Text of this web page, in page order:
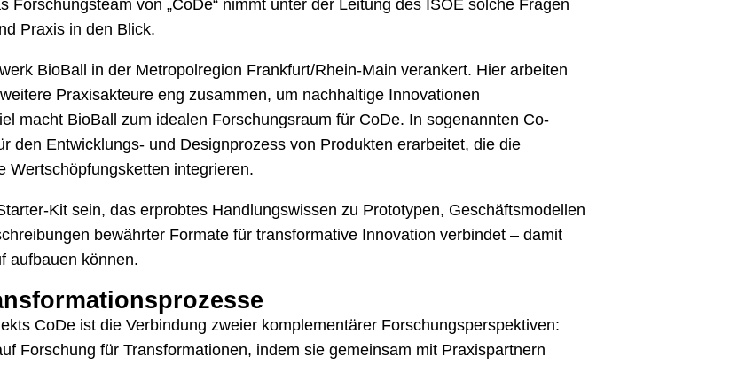
von „CoDe“ nimmt unter der Leitung des ISOE solche Fragen
Praxis in den Blick.
BioBall in der Metropolregion Frankfurt/Rhein-Main verankert. Hier arbeiten
Praxisakteure eng zusammen, um nachhaltige Innovationen
macht BioBall zum idealen Forschungsraum für CoDe. In sogenannten Co-
den Entwicklungs- und Designprozess von Produkten erarbeitet, die die
Wertschöpfungsketten integrieren.
Kit sein, das erprobtes Handlungswissen zu Prototypen, Geschäftsmodellen
bewährter Formate für transformative Innovation verbindet – damit
aufbauen können.
CoDe ist die Verbindung zweier komplementärer Forschungsperspektiven:
Forschung für Transformationen, indem sie gemeinsam mit Praxispartnern